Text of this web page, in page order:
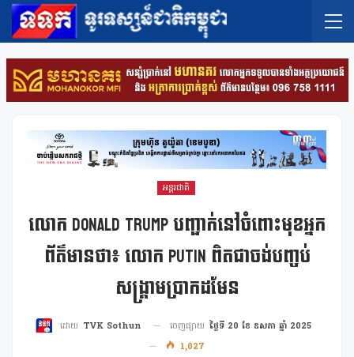
អន្តរជាតិ
លោក Donald Trump បញ្ជាក់នៅចំពោះមុខអ្នក
ព័ត៌មានថា៖ លោក Putin ពិតជាចង់បញ្ចប់
សង្រ្គាមប្រាកដមែន
ដោយ TVK Sothun ចេញផ្សាយ ថ្ងៃទី 20 ខែ ឧសភា ឆ្នាំ 2025
1,027